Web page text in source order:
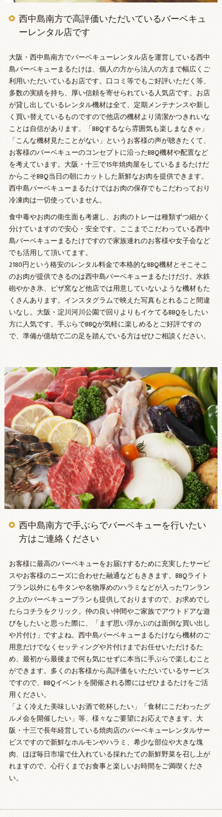
西中島南方で高評価いただいているバーベキュ
ーレンタル店です
大阪・西中島南方でバーベキューレンタル店を運営している西中
島バーベキューまるたけは、個人の方から法人の方まで幅広くご
利用いただいているお店です。口コミ等でもご好評いただく等、
多数の実績を持ち、厚い信頼を寄せられている人気店です。お店
が貸し出しているレンタル機材は全て、定期メンテナンスや新し
く買い替えているものですので他店の機材より清潔かつきれいな
ことは自信があります。「BBQするなら雰囲気も楽しまなきゃ」
「こんな機材見たことがない」というお客様の声が聴きたくて、
お客様のバーベキューのコンセプトに沿ったBBQ機材や配置など
を考えています。大阪・十三で15年焼肉屋をしているまるたけだ
からこそBBQ当日の朝にカットした新鮮なお肉を提供できます。
西中島バーベキューまるたけではお肉の保存でもこだわっており
冷凍肉は一切使っていません。
食中毒やお肉の衛生面も考慮し、お肉のトレーは種類ずつ細かく
分けていますので安心・安全です。ここまでこだわっている西中
島バーベキューまるたけですので家族連れのお客様や女子会など
でも活用して頂いてます。
2180円という格安のレンタル料金で本格的なBBQ機材とそこそこ
のお肉が提供できるのは西中島バーベキューまるたけだけ。水鉄
砲やかき氷、ピザ窯など他店では用意していないような機材もた
くさんあります。インスタグラムで映えた写真もとれること間違
いなし。大阪・淀川河川公園で回りよりもイケてるBBQをしたい
方に人気です。手ぶらでBBQが気軽に楽しめるとご好評ですの
で、準備が億劫で二の足を踏んでいる方はぜひご相談ください。
西中島南方で手ぶらでバーベキューを行いたい
方はご連絡ください
お客様に最高のバーベキューをお届けするために充実したサービ
スやお客様のニーズに合わせた融通などもききます。BBQライト
プラン以外にも牛タンや名物厚めのハラミなどが入ったワンラン
ク上のバーベキュープランも提供しておりますので、お求めでし
たらコチラをクリック。仲の良い仲間やご家族でアウトドアな遊
びをしたいと思った際に、「まず思い浮かぶのは面倒な買い出し
や片付け」ですよね。西中島バーベキューまるたけなら機材のご
用意だけでなくセッティングや片付けまでお任せいただけるた
め、最初から最後まで何も気にせずに本当に手ぶらで楽しむこと
ができます。多くのお客様から高評価をいただいているサービス
ですので、BBQイベントを開催される際にはぜひまるたけをご活
用ください。
「よく冷えた美味しいお酒で乾杯したい」「食材にこだわったグ
ルメ会を開催したい」等、様々なご要望にお応えできます。大
阪・十三で長年経営している焼肉店のバーベキューレンタルサー
ビスですので新鮮なホルモンやハラミ、希少な部位や大きな塊
肉、ほぼ毎日市場で仕入れている採れたての新鮮野菜を召し上が
れますので、心行くまでお食事と楽しいお時間をご満喫くださ
い。